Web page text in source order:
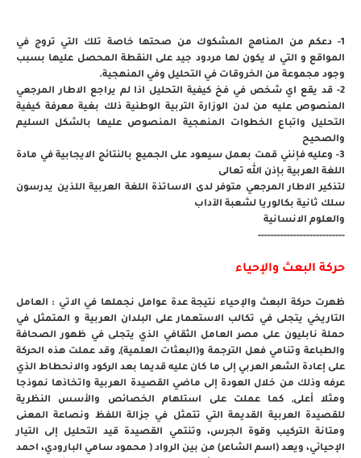
1- دعكم من المناهج المشكوك من صحتها خاصة تلك التي تروج في
المواقع و التي لا يكون لها مردود جيد على النقطة المحصل عليها بسبب
وجود مجموعة من الخروقات في التحليل وفي المنهجية.
2- قد يقع اي شخص في فخ كيفية التحليل اذا لم يراجع الاطار المرجعي
المنصوص عليه من لدن الوزارة التربية الوطنية ذلك بغية معرفة كيفية
التحليل واتباع الخطوات المنهجية المنصوص عليها بالشكل السليم
والصحيح
3- وعليه فإنني قمت بعمل سيعود على الجميع بالنتائج الايجابية في مادة
اللغة العربية بإذن الله تعالى
لتذكير الاطار المرجعي متوفر لدى الاساتذة اللغة العربية اللذين يدرسون
سلك ثانية بكالوريا لشعبة الآداب
والعلوم الانسانية
---------------------------
حركة البعث والإحياء
ظهرت حركة البعث والإحياء نتيجة عدة عوامل نجملها في الاتي : العامل
التاريخي يتجلى في تكالب الاستعمار على البلدان العربية و المتمثل في
حملة نابليون على مصر العامل الثقافي الذي يتجلى في ظهور الصحافة
والطباعة وتنامي فعل الترجمة و(البعثات العلمية), وقد عملت هذه الحركة
على إعادة الشعر العربي إلى ما كان عليه قديما بعد الركود والانحطاط الذي
عرفه وذلك من خلال العودة إلى ماضي القصيدة العربية واتخاذها نموذجا
ومثلا أعلى, كما عملت على استلهام الخصائص والأسس النظرية
للقصيدة العربية القديمة التي تتمثل في جزالة اللفظ ونصاعة المعنى
ومتانة التركيب وقوة الجرس، وتنتمي القصيدة قيد التحليل إلى التيار
الإحيائي، ويعد (اسم الشاعر) من بين الرواد ( محمود سامي البارودي، احمد